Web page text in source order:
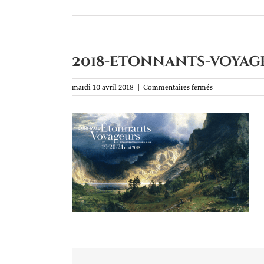
2018-etonnants-
mardi 10 avril 2018 | Commentaires ferméssur
2018-
voyageurs